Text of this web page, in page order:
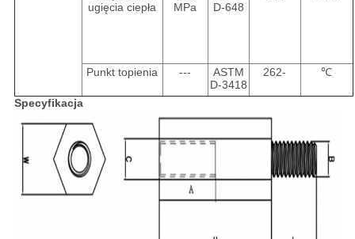
ugięcia ciepła
MPa
D-648
Punkt topienia ---
ASTM
D-3418
262- ℃
Specyfikacja